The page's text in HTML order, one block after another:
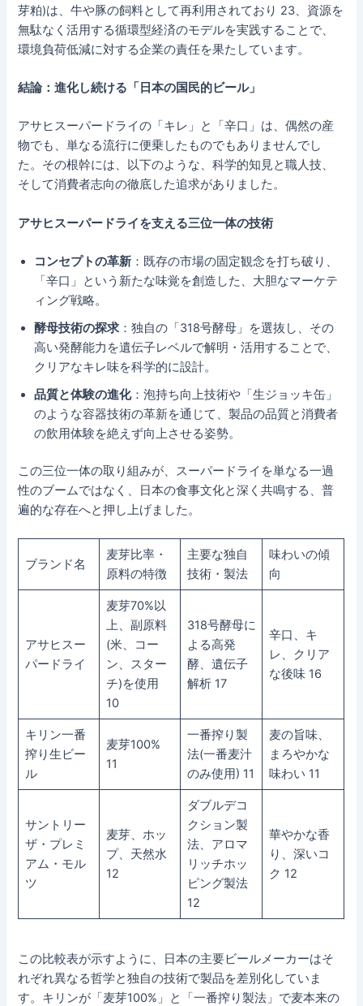
芽粕)は、牛や豚の飼料として再利用されており 23、資源を
無駄なく活用する循環型経済のモデルを実践することで、
環境負荷低減に対する企業の責任を果たしています。
結論：進化し続ける「日本の国民的ビール」
アサヒスーパードライの「キレ」と「辛口」は、偶然の産
物でも、単なる流行に便乗したものでもありませんでし
た。その根幹には、以下のような、科学的知見と職人技、
そして消費者志向の徹底した追求がありました。
アサヒスーパードライを支える三位一体の技術
コンセプトの革新 ：既存の市場の固定観念を打ち破り、
「辛口」という新たな味覚を創造した、大胆なマーケテ
ィング戦略。
酵母技術の探求 ：独自の「318号酵母」を選抜し、その
高い発酵能力を遺伝子レベルで解明・活用することで、
クリアなキレ味を科学的に設計。
品質と体験の進化：泡持ち向上技術や「生ジョッキ缶」
のような容器技術の革新を通じて、製品の品質と消費者
の飲用体験を絶えず向上させる姿勢。
この三位一体の取り組みが、スーパードライを単なる一過
性のブームではなく、日本の食事文化と深く共鳴する、普
遍的な存在へと押し上げました。
ブランド名
麦芽比率・
原料の特徴
主要な独自
技術・製法
味わいの傾
向
アサヒスー
パードライ
麦芽70%以
上、副原料
(米、コー
ン、スター
チ)を使用
10
318号酵母に
よる高発
酵、遺伝子
解析 17
辛口、キ
レ、クリア
な後味 16
キリン一番
搾り生ビー
ル
麦芽100%
11
一番搾り製
法(一番麦汁
のみ使用) 11
麦の旨味、
まろやかな
味わい 11
サントリー
ザ・プレミ
アム・モル
ツ
麦芽、ホッ
プ、天然水
12
ダブルデコ
クション製
法、アロマ
リッチホッ
ピング製法
12
華やかな香
り、深いコ
ク 12
この比較表が示すように、日本の主要ビールメーカーはそ
れぞれ異なる哲学と独自の技術で製品を差別化していま
す。キリンが「麦芽100%」と「一番搾り製法」で麦本来の